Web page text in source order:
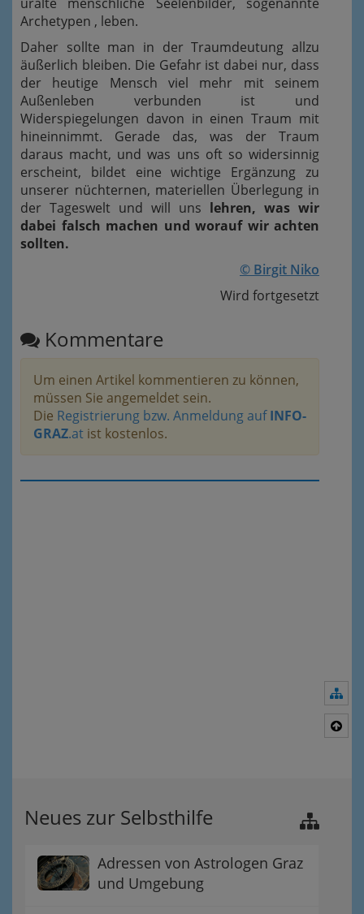
Archetypen , leben.
Daher sollte man in der Traumdeutung allzu
äußerlich bleiben. Die Gefahr ist dabei nur, dass
der heutige Mensch viel mehr mit seinem
Außenleben verbunden ist und
Widerspiegelungen davon in einen Traum mit
hineinnimmt. Gerade das, was der Traum
daraus macht, und was uns oft so widersinnig
erscheint, bildet eine wichtige Ergänzung zu
unserer nüchternen, materiellen Überlegung in
der Tageswelt und will uns lehren, was wir
dabei falsch machen und worauf wir achten
sollten.
© Birgit Niko
Wird fortgesetzt
Kommentare
Um einen Artikel kommentieren zu können,
müssen Sie angemeldet sein.
Die Registrierung bzw. Anmeldung aufINFO-
GRAZ.at ist kostenlos.
Neues zur Selbsthilfe
Adressen von Astrologen Graz
und Umgebung